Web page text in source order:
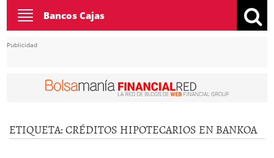
Toggle
navigation
Bancos Cajas
Publicidad
ETIQUETA:CRÉDITOS HIPOTECARIOS EN BANKOA